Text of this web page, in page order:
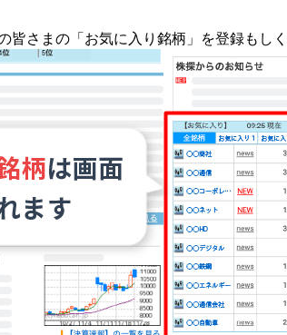
皆さまの 「お気に入り銘柄」を登録もし